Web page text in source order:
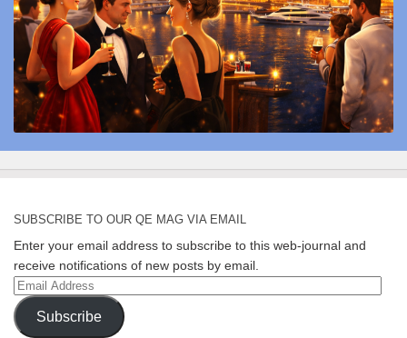
SUBSCRIBE TO OUR QE MAG VIA EMAIL
Enter your email address to subscribe to this web-journal and
receive notifications of new posts by email.
Email
Address
Subscribe